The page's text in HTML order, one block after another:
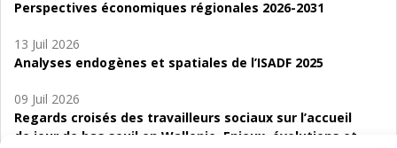
Perspectives économiques régionales 2026-2031
13 Juil 2026
Analyses endogènes et spatiales de l’ISADF 2025
09 Juil 2026
Regards croisés des travailleurs sociaux sur l’accueil
de jour de bas seuil en Wallonie. Enjeux, évolutions et